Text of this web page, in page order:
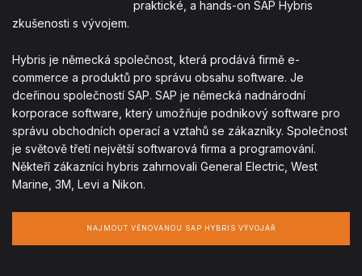
praktické, a hands-on SAP Hybris
zkušenosti s vývojem.
Hybris je německá společnost, která prodává firmě e-
commerce a produktů pro správu obsahu software. Je
dceřinou společností SAP. SAP je německá nadnárodní
korporace software, který umožňuje podnikový software pro
správu obchodních operací a vztahů se zákazníky. Společnost
je světově třetí největší softwarová firma a programování.
Někteří zákazníci hybris zahrnovali General Electric, West
Marine, 3M, Levi a Nikon.
NAJMOUT VĚNOVANOU SAP HYBRIS VÝVOJÁŘ